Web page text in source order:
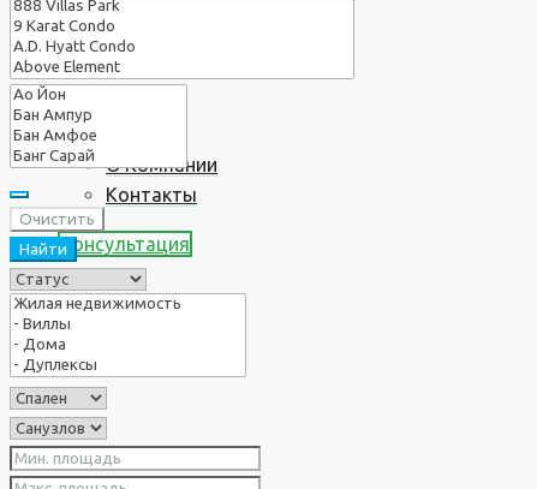
О нас
О Компании
Контакты
Консультация
Очистить
Найти